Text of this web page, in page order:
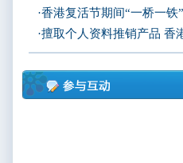
·香港复活节期间“一桥一
·擅取个人资料推销产品 香